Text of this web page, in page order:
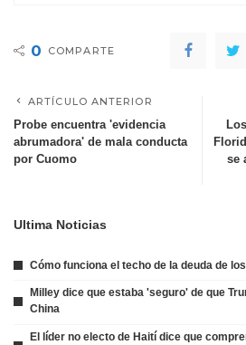
0 COMPARTE
ARTÍCULO ANTERIOR
Probe encuentra 'evidencia
abrumadora' de mala conducta
por Cuomo
se
Ultima Noticias
Cómo funciona el techo de la deuda de
Milley dice que estaba 'seguro' de que
China
El líder no electo de Haití dice que